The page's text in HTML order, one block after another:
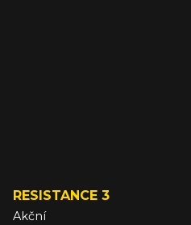
RESISTANCE 3
Akční